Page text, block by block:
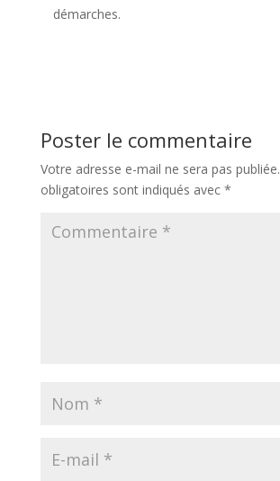
démarches.
Poster le commentaire
Votre adresse e-mail ne sera pas publiée.
obligatoires sont indiqués avec *